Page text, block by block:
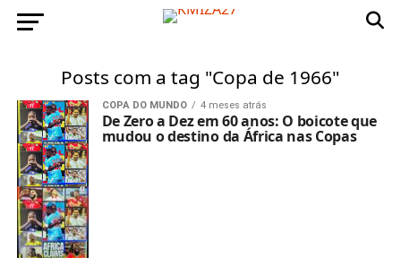
Posts com a tag "Copa de 1966"
COPA DO MUNDO 4 meses atrás
De Zero a Dez em 60 anos: O boicote que
mudou o destino da África nas Copas